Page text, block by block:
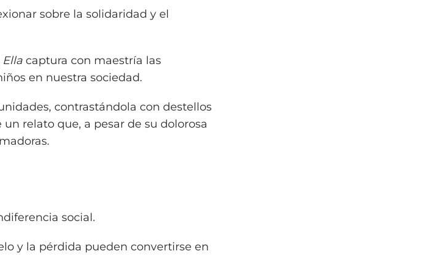
sobre la solidaridad y el
Ella captura con maestría las
en nuestra sociedad.
contrastándola con destellos
un relato que, a pesar de su dolorosa
social.
y la pérdida pueden convertirse en